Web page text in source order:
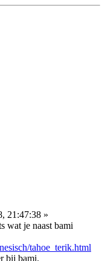
21:47:38 »
wat je naast bami
tahoe_terik.html
bij bami.